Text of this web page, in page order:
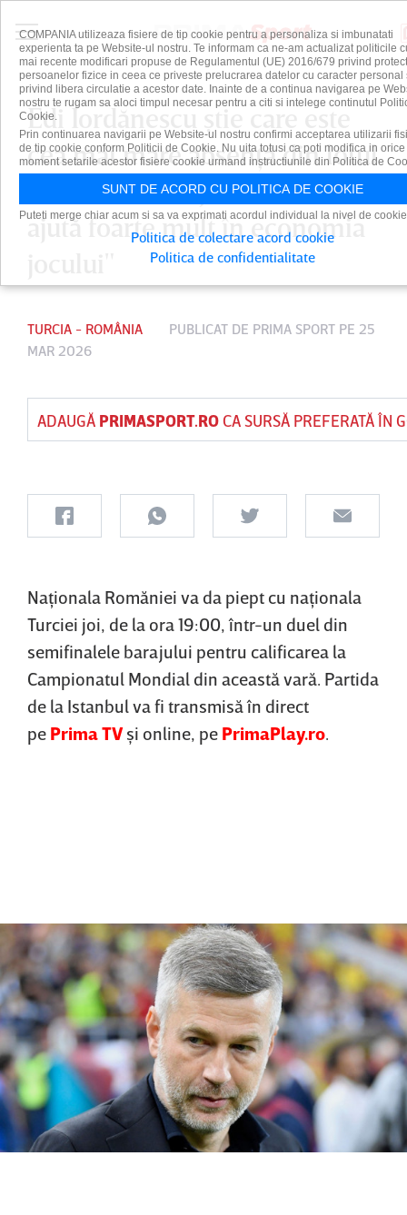
Edi Iordănescu ştie care este
cea mai mare absenţă din lotul
României: "Un jucător care
ajută foarte mult în economia
TURCIA - ROMÂNIA PUBLICAT DE PRIMA SPORT PE 25
MAR 2026
ADAUGĂ PRIMASPORT.ROCA SURSĂ PREFERATĂ ÎN
Naţionala Romăniei va da piept cu naţionala
Turciei joi, de la ora 19:00, într-un duel din
semifinalele barajului pentru calificarea la
Campionatul Mondial din această vară. Partida
de la Istanbul va fi transmisă în direct
pe Prima TVşi online, pe PrimaPlay.ro.
COMPANIA utilizeaza fisiere de tip cookie pentru a personaliza si imbunatati
experienta ta pe Website-ul nostru. Te informam ca ne-am actualizat politicile
mai recente modificari propuse de Regulamentul (UE) 2016/679 privind
persoanelor fizice in ceea ce priveste prelucrarea datelor cu caracter personal
privind libera circulatie a acestor date. Inainte de a continua navigarea pe
nostru te rugam sa aloci timpul necesar pentru a citi si intelege continutul
Cookie.
Prin continuarea navigarii pe Website-ul nostru confirmi acceptarea utilizarii
de tip cookie conform Politicii de Cookie. Nu uita totusi ca poti modifica in orice
moment setarile acestor fisiere cookie urmand instructiunile din Politica de
SUNT DE ACORD CU POLITICA DE COOKIE
Puteti merge chiar acum si sa va exprimati acordul individual la nivel de
Politica de colectare acord cookie
Politica de confidentialitate